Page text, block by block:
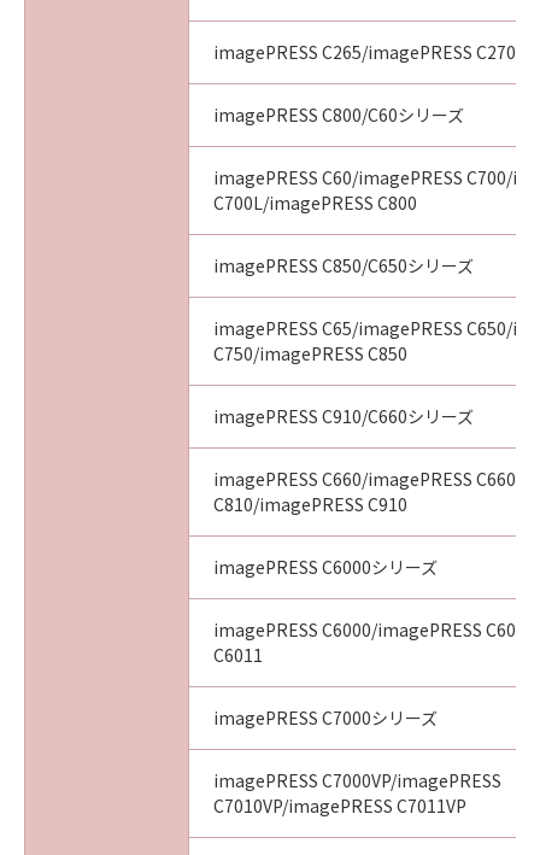
imagePRESS C265/imagePRESS C270
imagePRESS C800/C60シリーズ
imagePRESS C60/imagePRESS C700/
C700L/imagePRESS C800
imagePRESS C850/C650シリーズ
imagePRESS C65/imagePRESS C650/
C750/imagePRESS C850
imagePRESS C910/C660シリーズ
imagePRESS C660/imagePRESS
C810/imagePRESS C910
imagePRESS C6000シリーズ
imagePRESS C6000/imagePRESS
C6011
imagePRESS C7000シリーズ
imagePRESS C7000VP/imagePRESS
C7010VP/imagePRESS C7011VP